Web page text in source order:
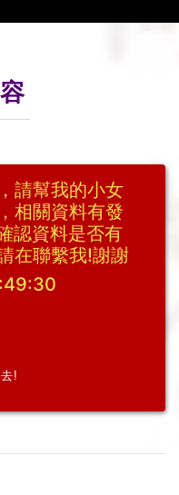
請幫我的小女
相關資料有發
認資料是否有
在聯繫我!謝謝
!